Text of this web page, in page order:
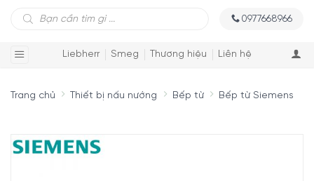
Tìm
kiếm
0977668966
Liebherr Smeg Thương hiệu Liên hệ
Trang chủ Thiết bị nấu nướng Bếp từ Bếp từ Siemens